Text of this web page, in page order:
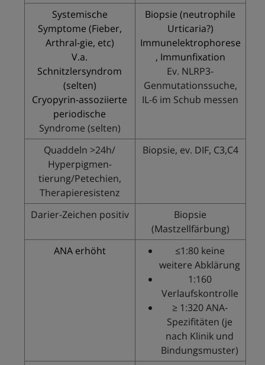
Systemische
Symptome (Fieber,
Arthral-gie, etc)
V.a.
Schnitzlersyndrom
(selten)
Cryopyrin-assoziierte
periodische
Syndrome (selten)
Biopsie (neutrophile
Urticaria?)
Immunelektrophorese
, Immunfixation
Ev. NLRP3-
Genmutationssuche,
IL-6 im Schub messen
Quaddeln >24h/
Hyperpigmen-
tierung/Petechien,
Therapieresistenz
Biopsie, ev. DIF, C3,C4
Darier-Zeichen positiv
Biopsie
(Mastzellfärbung)
ANA erhöht
≤1:80 keine
weitere Abklärung
1:160
Verlaufskontrolle
≥ 1:320 ANA-
Spezifitäten (je
nach Klinik und
Bindungsmuster)